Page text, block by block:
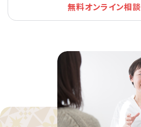
無料オンライン相談